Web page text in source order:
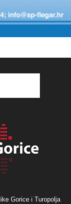
Gorice i Turopolja